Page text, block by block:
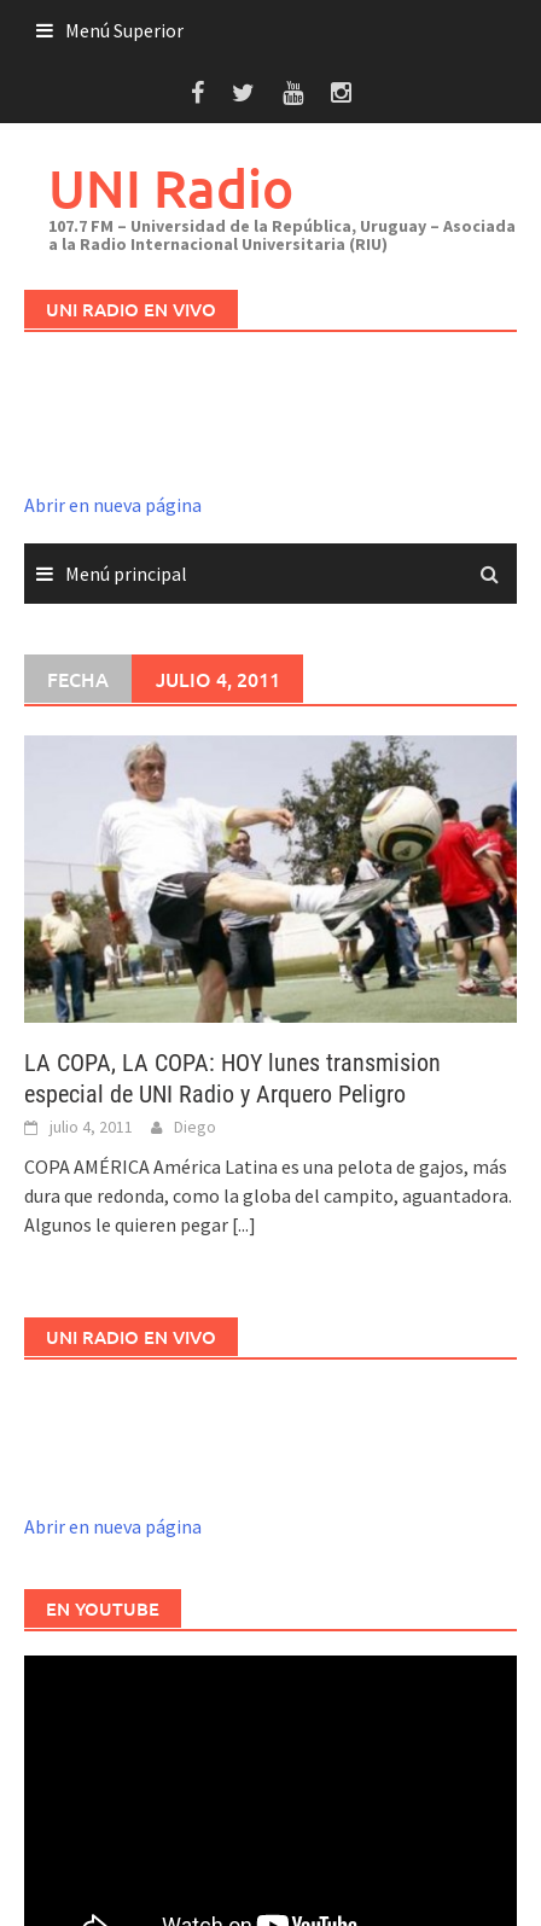
Menú Superior
UNI Radio
107.7 FM – Universidad de la República, Uruguay – Asociada
a la Radio Internacional Universitaria (RIU)
UNI RADIO EN VIVO
Abrir en nueva página
Menú principal
FECHA JULIO 4, 2011
LA COPA, LA COPA: HOY lunes transmision
especial de UNI Radio y Arquero Peligro
julio 4, 2011 Diego
COPA AMÉRICA América Latina es una pelota de gajos, más
dura que redonda, como la globa del campito, aguantadora.
Algunos le quieren pegar [...]
UNI RADIO EN VIVO
Abrir en nueva página
EN YOUTUBE